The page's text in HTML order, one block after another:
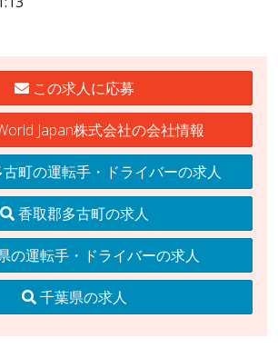
この求人に応募
Japan株式会社の会社情報
町の運転手・ドライバーの求人
香取郡多古町の求人
の運転手・ドライバーの求人
千葉県の求人